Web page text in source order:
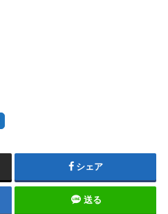
シェア
送る